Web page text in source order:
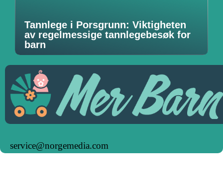
Tannlege i Porsgrunn: Viktigheten
av regelmessige tannlegebesøk for
barn
service@norgemedia.com